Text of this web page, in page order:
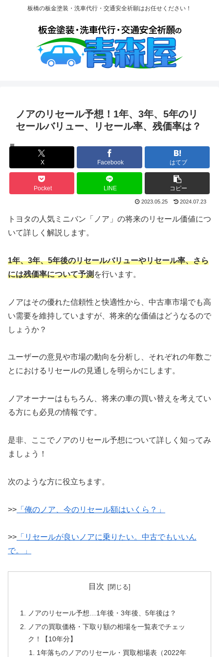
板橋の板金塗装・洗車代行・交通安全祈願はお任せください！
ノアのリセール予想！1年、3年、5年のリ
セールバリュー、リセール率、残価率は？
X Facebook はてブ
Pocket LINE コピー
2023.05.25 2024.07.23
トヨタの人気ミニバン「ノア」の将来のリセール価値につ
いて詳しく解説します。
1年、3年、5年後のリセールバリューやリセール率、さら
には残価率について予測を行います。
ノアはその優れた信頼性と快適性から、中古車市場でも高
い需要を維持していますが、将来的な価値はどうなるので
しょうか？
ユーザーの意見や市場の動向を分析し、それぞれの年数ご
とにおけるリセールの見通しを明らかにします。
ノアオーナーはもちろん、将来の車の買い替えを考えてい
る方にも必見の情報です。
是非、ここでノアのリセール予想について詳しく知ってみ
ましょう！
次のような方に役立ちます。
>> 「俺のノア、今のリセール額はいくら？」
>> 「リセールが良いノアに乗りたい。中古でもいいん
で。」
目次
ノアのリセール予想…1年後・3年後、5年後は？
ノアの買取価格・下取り額の相場を一覧表でチェッ
ク！【10年分】
1年落ちのノアのリセール・買取相場表（2022年